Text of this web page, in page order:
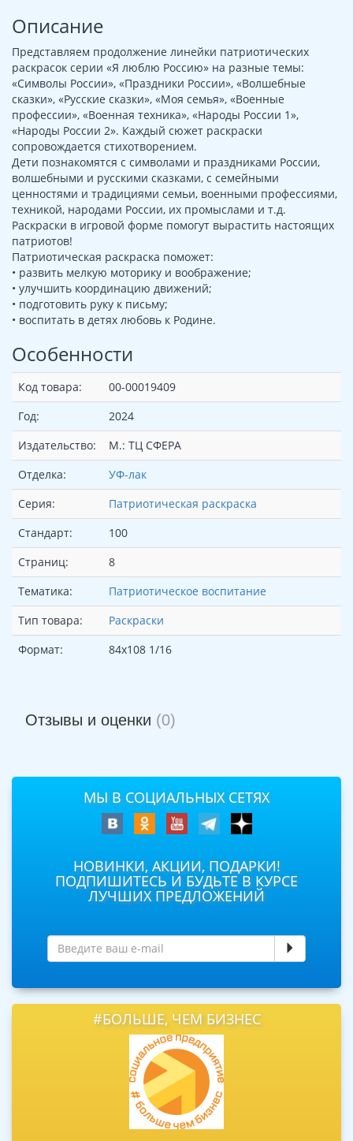
Описание
Представляем продолжение линейки патриотических
раскрасок серии «Я люблю Россию» на разные темы:
«Символы России», «Праздники России», «Волшебные
сказки», «Русские сказки», «Моя семья», «Военные
профессии», «Военная техника», «Народы России 1»,
«Народы России 2». Каждый сюжет раскраски
сопровождается стихотворением.
Дети познакомятся с символами и праздниками России,
волшебными и русскими сказками, с семейными
ценностями и традициями семьи, военными профессиями,
техникой, народами России, их промыслами и т.д.
Раскраски в игровой форме помогут вырастить настоящих
патриотов!
Патриотическая раскраска поможет:
• развить мелкую моторику и воображение;
• улучшить координацию движений;
• подготовить руку к письму;
• воспитать в детях любовь к Родине.
Особенности
Код товара:
00-00019409
Год:
2024
Издательство:
М.: ТЦ СФЕРА
Отделка:
УФ-лак
Серия:
Патриотическая раскраска
Стандарт:
100
Страниц:
8
Тематика:
Патриотическое воспитание
Тип товара:
Раскраски
Формат:
84x108 1/16
Отзывы и оценки (0)
МЫ В СОЦИАЛЬНЫХ СЕТЯХ
НОВИНКИ, АКЦИИ, ПОДАРКИ!
ПОДПИШИТЕСЬ И БУДЬТЕ В КУРСЕ
ЛУЧШИХ ПРЕДЛОЖЕНИЙ
#БОЛЬШЕ, ЧЕМ БИЗНЕС